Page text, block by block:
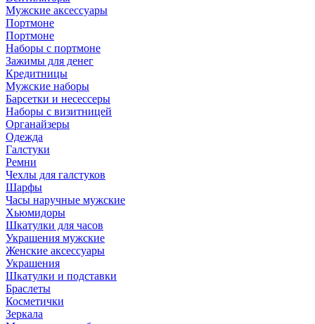
Мужские аксессуары
Портмоне
Портмоне
Наборы с портмоне
Зажимы для денег
Кредитницы
Мужские наборы
Барсетки и несессеры
Наборы с визитницей
Органайзеры
Одежда
Галстуки
Ремни
Чехлы для галстуков
Шарфы
Часы наручные мужские
Хьюмидоры
Шкатулки для часов
Украшения мужские
Женские аксессуары
Украшения
Шкатулки и подставки
Браслеты
Косметички
Зеркала